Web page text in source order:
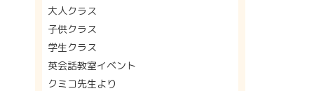
大人クラス
子供クラス
学生クラス
英会話教室イベント
クミコ先生より